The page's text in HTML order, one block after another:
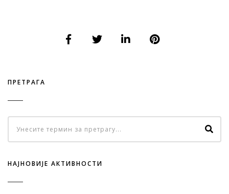
ПРЕТРАГА
НАЈНОВИЈЕ АКТИВНОСТИ